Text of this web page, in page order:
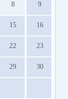
8 9
15 16
22 23
29 30